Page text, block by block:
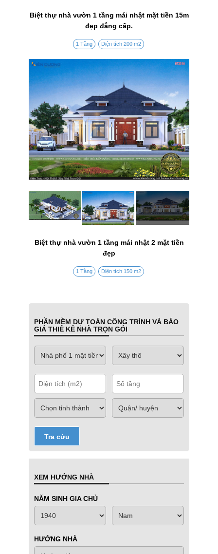
Biệt thự nhà vườn 1 tầng mái nhật mặt tiền 15m
đẹp đẳng cấp.
1 Tầng Diện tích 200 m2
Biệt thự nhà vườn 1 tầng mái nhật 2 mặt tiền
đẹp
1 Tầng Diện tích 150 m2
PHẦN MỀM DỰ TOÁN CÔNG TRÌNH VÀ BÁO
GIÁ THIẾ KẾ NHÀ TRỌN GÓI
Tra cứu
XEM HƯỚNG NHÀ
NĂM SINH GIA CHỦ
HƯỚNG NHÀ